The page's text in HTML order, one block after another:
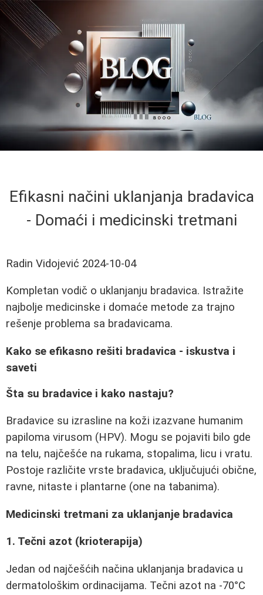
Efikasni načini uklanjanja bradavica
- Domaći i medicinski tretmani
Radin Vidojević 2024-10-04
Kompletan vodič o uklanjanju bradavica. Istražite
najbolje medicinske i domaće metode za trajno
rešenje problema sa bradavicama.
Kako se efikasno rešiti bradavica - iskustva i
saveti
Šta su bradavice i kako nastaju?
Bradavice su izrasline na koži izazvane humanim
papiloma virusom (HPV). Mogu se pojaviti bilo gde
na telu, najčešće na rukama, stopalima, licu i vratu.
Postoje različite vrste bradavica, uključujući obične,
ravne, nitaste i plantarne (one na tabanima).
Medicinski tretmani za uklanjanje bradavica
1. Tečni azot (krioterapija)
Jedan od najčešćih načina uklanjanja bradavica u
dermatološkim ordinacijama. Tečni azot na -70°C